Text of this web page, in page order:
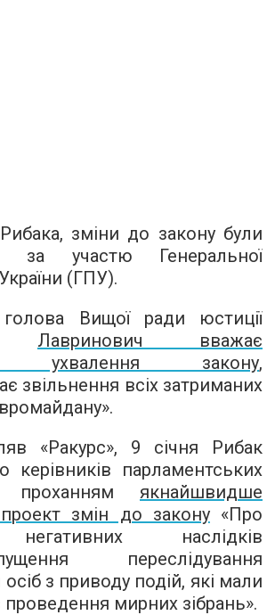
зміни до закону були
за участю Генеральної
(ГПУ).
Вищої ради юстиції
Лавринович вважає
ухвалення закону,
звільнення всіх затриманих
«Ракурс», 9 січня Рибак
керівників парламентських
проханням якнайшвидше
проект змін до закону«Про
наслідків
переслідування
з приводу подій, які мали
проведення мирних зібрань».